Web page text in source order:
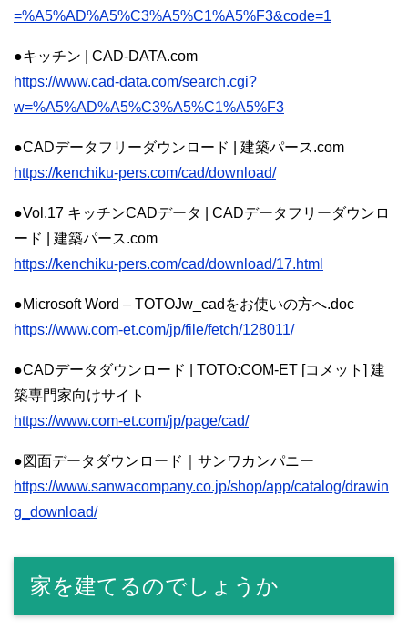
=%A5%AD%A5%C3%A5%C1%A5%F3&code=1
●キッチン | CAD-DATA.com
https://www.cad-data.com/search.cgi?
w=%A5%AD%A5%C3%A5%C1%A5%F3
●CADデータフリーダウンロード | 建築パース.com
https://kenchiku-pers.com/cad/download/
●Vol.17 キッチンCADデータ | CADデータフリーダウンロ
ード | 建築パース.com
https://kenchiku-pers.com/cad/download/17.html
●Microsoft Word – TOTOJw_cadをお使いの方へ.doc
https://www.com-et.com/jp/file/fetch/128011/
●CADデータダウンロード | TOTO:COM-ET [コメット] 建
築専門家向けサイト
https://www.com-et.com/jp/page/cad/
●図面データダウンロード｜サンワカンパニー
https://www.sanwacompany.co.jp/shop/app/catalog/drawin
g_download/
家を建てるのでしょうか